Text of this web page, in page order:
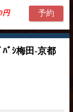
円 予約
ﾞｼ梅田-京都